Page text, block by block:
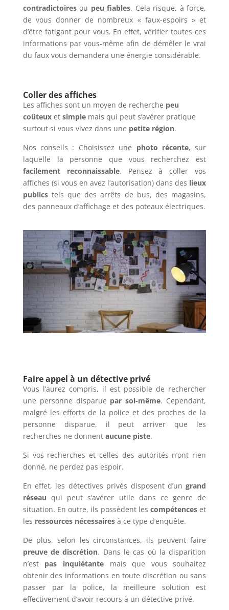
contradictoiresou peu fiables. Cela risque, à force,
de vous donner de nombreux « faux-espoirs » et
d’être fatigant pour vous. En effet, vérifier toutes ces
informations par vous-même afin de démêler le vrai
du faux vous demandera une énergie considérable.
Coller des affiches
Les affiches sont un moyen de recherche peu
coûteux et simplemais qui peut s’avérer pratique
surtout si vous vivez dans une petite région.
Nos conseils : Choisissez une photo récente, sur
laquelle la personne que vous recherchez est
facilement reconnaissable. Pensez à coller vos
affiches (si vous en avez l’autorisation) dans des lieux
publicstels que des arrêts de bus, des magasins,
des panneaux d’affichage et des poteaux électriques.
Faire appel à un détective privé
Vous l’aurez compris, il est possible de rechercher
une personne disparue par soi-même. Cependant,
malgré les efforts de la police et des proches de la
personne disparue, il peut arriver que les
recherches ne donnent aucune piste.
Si vos recherches et celles des autorités n’ont rien
donné, ne perdez pas espoir.
En effet, les détectives privés disposent d’ungrand
réseau qui peut s’avérer utile dans ce genre de
situation. En outre, ils possèdent les compétences et
les ressources nécessairesà ce type d’enquête.
De plus, selon les circonstances, ils peuvent faire
preuve de discrétion. Dans le cas où la disparition
n’est pas inquiétantemais que vous souhaitez
obtenir des informations en toute discrétion ou sans
passer par la police, la meilleure solution est
effectivement d’avoir recours à un détective privé.